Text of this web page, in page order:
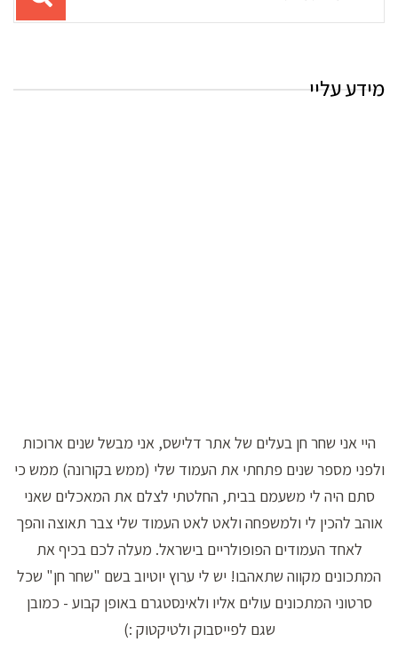
מידע עליי
היי אני שחר חן בעלים של אתר דלישס, אני מבשל שנים ארוכות
ולפני מספר שנים פתחתי את העמוד שלי (ממש בקורונה) ממש כי
סתם היה לי משעמם בבית, החלטתי לצלם את המאכלים שאני
אוהב להכין לי ולמשפחה ולאט לאט העמוד שלי צבר תאוצה והפך
לאחד העמודים הפופולריים בישראל. מעלה לכם בכיף את
המתכונים מקווה שתאהבו! יש לי ערוץ יוטיוב בשם "שחר חן" שכל
סרטוני המתכונים עולים אליו ולאינסטגרם באופן קבוע - כמובן
שגם לפייסבוק ולטיקטוק :)